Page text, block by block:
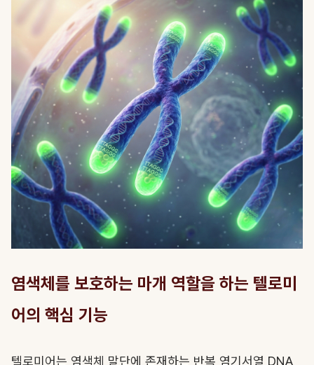
염색체를 보호하는 마개 역할을 하는 텔로미
어의 핵심 기능
텔로미어는 염색체 말단에 존재하는 반복 염기서열 DNA